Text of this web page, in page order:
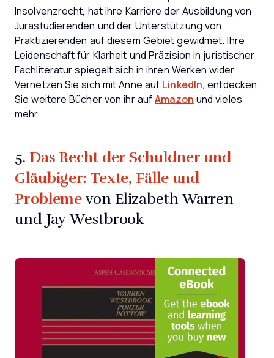
Insolvenzrecht, hat ihre Karriere der Ausbildung von
Jurastudierenden und der Unterstützung von
Praktizierenden auf diesem Gebiet gewidmet. Ihre
Leidenschaft für Klarheit und Präzision in juristischer
Fachliteratur spiegelt sich in ihren Werken wider.
Vernetzen Sie sich mit Anne auf LinkedIn, entdecken
Sie weitere Bücher von ihr aufAmazon und vieles
mehr.
5. Das Recht der Schuldner und
Gläubiger: Texte, Fälle und
Problemevon Elizabeth Warren
und Jay Westbrook